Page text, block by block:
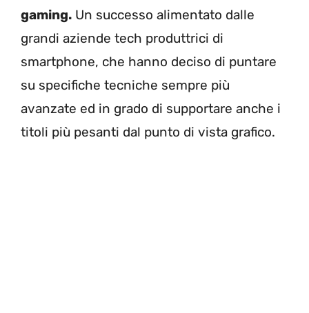
gaming. Un successo alimentato dalle
grandi aziende tech produttrici di
smartphone, che hanno deciso di puntare
su specifiche tecniche sempre più
avanzate ed in grado di supportare anche i
titoli più pesanti dal punto di vista grafico.